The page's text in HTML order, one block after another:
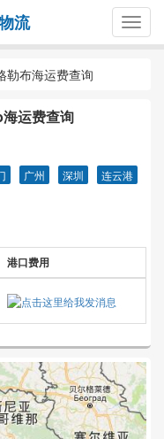
流
勒布海运费查询
运费查询
广州 深圳 连云港
港口费用